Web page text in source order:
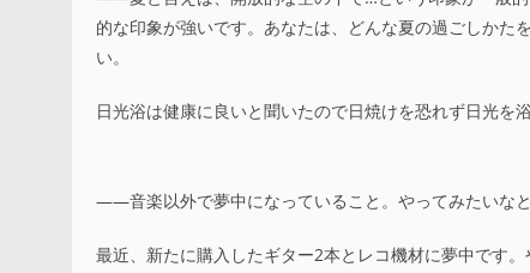
的な印象が強いです。あなたは、どんな夏の過ごしかた
い。
日光浴は健康に良いと聞いたので日焼けを恐れず日光を
――音楽以外で夢中になっていること。やってみたいな
最近、新たに購入したギター2本とレコ機材に夢中です